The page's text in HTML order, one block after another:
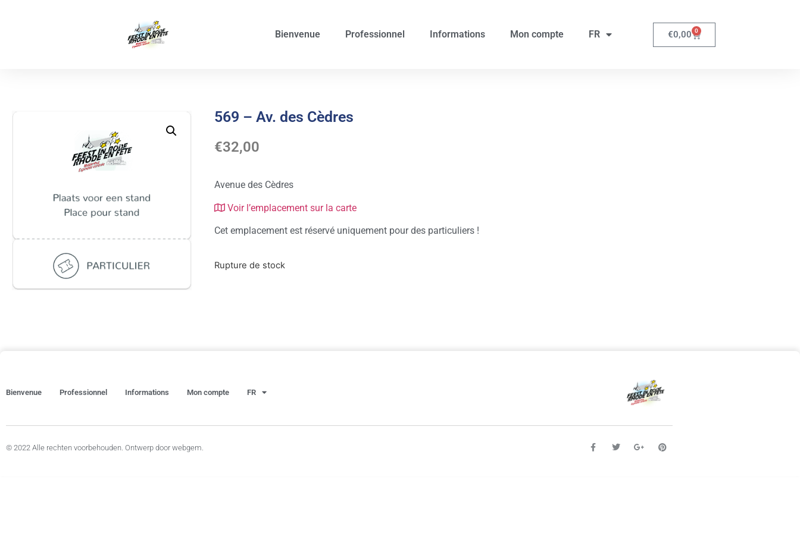
Bienvenue Professionnel Informations Mon compte FR €0,00 0
569 – Av. des Cèdres
€32,00
Avenue des Cèdres
Voir l’emplacement sur la carte
Cet emplacement est réservé uniquement pour des particuliers !
Rupture de stock
Bienvenue Professionnel Informations Mon compte FR
© 2022 Alle rechten voorbehouden. Ontwerp door webgem.